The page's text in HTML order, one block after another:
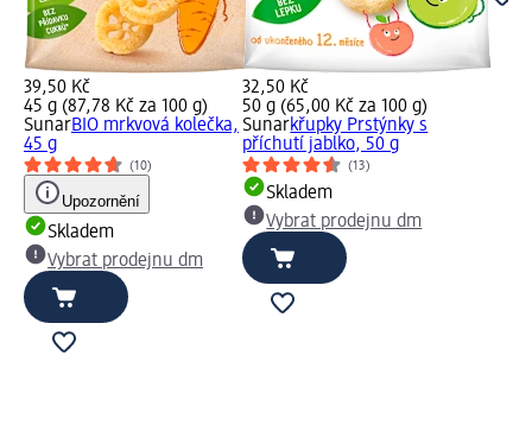
39,50 Kč
45 g (87,78 Kč za 100 g)
SunarBIO mrkvová kolečka,
45 g
(10)
Upozornění
Skladem
Vybrat prodejnu dm
32,50 Kč
50 g (65,00 Kč za 100 g)
Sunarkřupky Prstýnky s
příchutí jablko, 50 g
(13)
Skladem
Vybrat prodejnu dm